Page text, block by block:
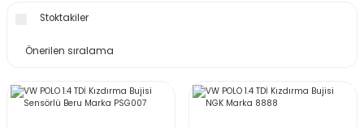
Stoktakiler